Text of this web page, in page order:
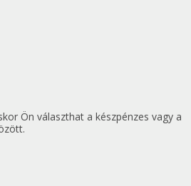
Ön választhat a készpénzes vagy a